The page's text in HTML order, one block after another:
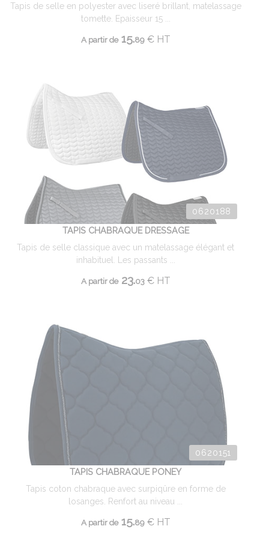
Tapis de selle en polyester avec liseré brillant, matelassage
tomette. Epaisseur 15 ...
A partir de15.89 €HT
0620188
TAPIS CHABRAQUE DRESSAGE
Tapis de selle classique avec un matelassage élégant et
inhabituel. Les passants ...
A partir de23.03 €HT
0620151
TAPIS CHABRAQUE PONEY
Tapis coton chabraque avec surpiqûre en forme de
losanges. Renfort au niveau ...
A partir de15.89 €HT